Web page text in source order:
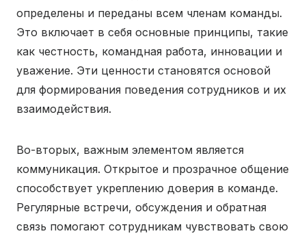
определены и переданы всем членам команды.
Это включает в себя основные принципы, такие
как честность, командная работа, инновации и
уважение. Эти ценности становятся основой
для формирования поведения сотрудников и их
взаимодействия.
Во-вторых, важным элементом является
коммуникация. Открытое и прозрачное общение
способствует укреплению доверия в команде.
Регулярные встречи, обсуждения и обратная
связь помогают сотрудникам чувствовать свою